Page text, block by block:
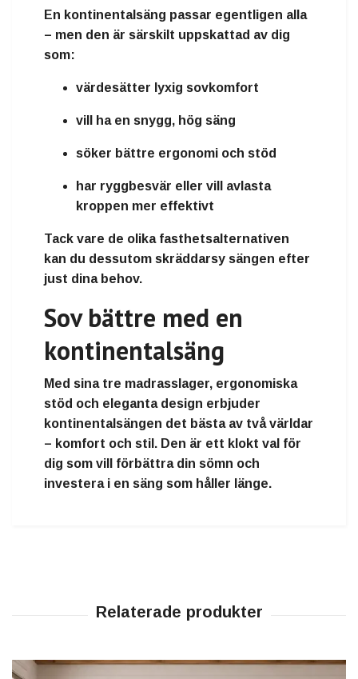
En kontinentalsäng passar egentligen alla
– men den är särskilt uppskattad av dig
som:
värdesätter lyxig sovkomfort
vill ha en snygg, hög säng
söker bättre ergonomi och stöd
har ryggbesvär eller vill avlasta
kroppen mer effektivt
Tack vare de olika fasthetsalternativen
kan du dessutom skräddarsy sängen efter
just dina behov.
Sov bättre med en
kontinentalsäng
Med sina tre madrasslager, ergonomiska
stöd och eleganta design erbjuder
kontinentalsängen det bästa av två världar
– komfort och stil . Den är ett klokt val för
dig som vill förbättra din sömn och
investera i en säng som håller länge.